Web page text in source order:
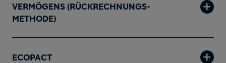
VERMÖGENS (RÜCKRECHNUNGS-
METHODE)
ECOPACT